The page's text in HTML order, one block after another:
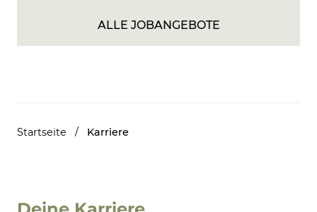
ALLE JOBANGEBOTE
Startseite / Karriere